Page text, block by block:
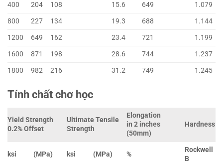
400
204 108 15.6 649
1.079
800
227 134 19.3 688
1.144
1200
649 162 23.4 721
1.199
1600
871 198 28.6 744
1.237
1800
982 216 31.2 749 1.245
Tính chất chơ học
Yield Strength
0.2% Offset
Ultimate Tensile
Strength
Elongation
in 2 inches
(50mm)
Hardness
ksi (MPa) ksi (MPa) %
Rockwell
B